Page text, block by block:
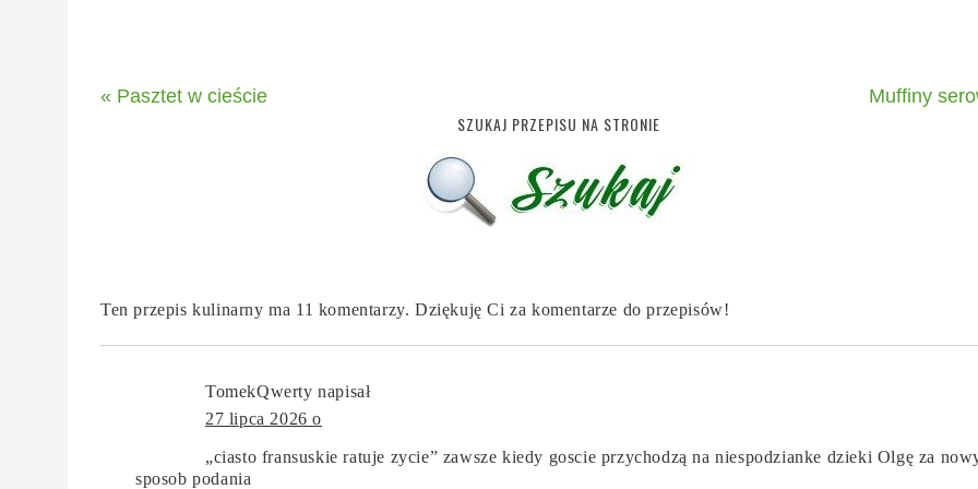
« Pasztet w cieście Muffiny
SZUKAJ PRZEPISU NA STRONIE
Ten przepis kulinarny ma 11 komentarzy. Dziękuję Ci za komentarze do przepisów!
TomekQwerty napisał
27 lipca 2026 o
„ciasto fransuskie ratuje zycie” zawsze kiedy goscie przychodzą na niespodzianke dzieki Olgę za
sposob podania